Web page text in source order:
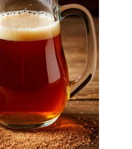
среди
с пляжа в